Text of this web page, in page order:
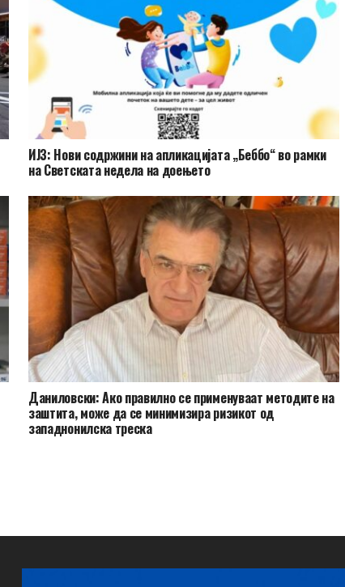
ИЈЗ: Нови содржини на апликацијата „Беббо“ во рамки
на Светската недела на доењето
Даниловски: Ако правилно се применуваат методите на
заштита, може да се минимизира ризикот од
западнонилска треска